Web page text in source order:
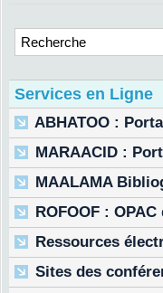
Services en Ligne
ABHATOO :
MARAACID :
MAALAMA
ROFOOF : OPAC
Ressources
Sites des